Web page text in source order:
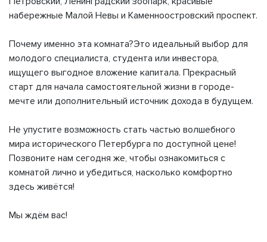
набережные Малой Невы и Каменноостровский проспект.
Почему именно эта комната?Это идеальный выбор для
молодого специалиста, студента или инвестора,
ищущего выгодное вложение капитала. Прекрасный
старт для начала самостоятельной жизни в городе-
мечте или дополнительный источник дохода в будущем.
Не упустите возможность стать частью волшебного
мира исторического Петербурга по доступной цене!
Позвоните нам сегодня же, чтобы ознакомиться с
комнатой лично и убедиться, насколько комфортно
здесь живётся!
Мы ждём вас!